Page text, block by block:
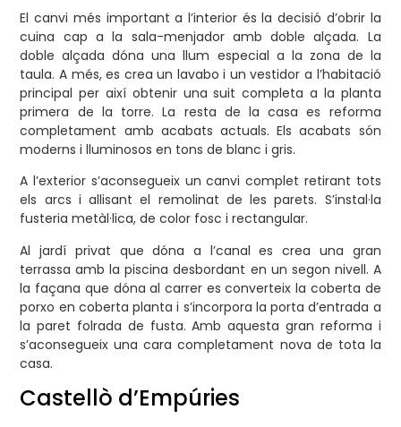
El canvi més important a l’interior és la decisió d’obrir la
cuina cap a la sala-menjador amb doble alçada. La
doble alçada dóna una llum especial a la zona de la
taula. A més, es crea un lavabo i un vestidor a l’habitació
principal per així obtenir una suit completa a la planta
primera de la torre. La resta de la casa es reforma
completament amb acabats actuals. Els acabats són
moderns i lluminosos en tons de blanc i gris.
A l’exterior s’aconsegueix un canvi complet retirant tots
els arcs i allisant el remolinat de les parets. S’instal·la
fusteria metàl·lica, de color fosc i rectangular.
Al jardí privat que dóna a l’canal es crea una gran
terrassa amb la piscina desbordant en un segon nivell. A
la façana que dóna al carrer es converteix la coberta de
porxo en coberta planta i s’incorpora la porta d’entrada a
la paret folrada de fusta. Amb aquesta gran reforma i
s’aconsegueix una cara completament nova de tota la
casa.
Castellò d’Empúries